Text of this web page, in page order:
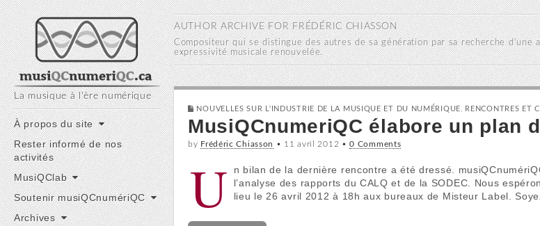
musiQC numériQC
La musique à l'ère numérique
Main
menu
Skip
to
content
À propos du site
Rester informé de nos
activités
MusiQClab
Soutenir musiQCnumériQC
Archives
AUTHOR ARCHIVE FORFRÉDÉRIC CHIASSON
Compositeur qui se distingue des autres de sa génération par sa recherche
expressivité musicale renouvelée.
NOUVELLES SUR L'INDUSTRIE DE LA MUSIQUE ET DU NUMÉRIQUE RENCONTRES ET
MusiQCnumeriQC élabore un plan
by Frédéric Chiasson • 11 avril 2012 •0 Comments
U
n bilan de la dernière rencontre a été dressé.
l’analyse des rapports du CALQ et de la SODEC. Nous
lieu le 26 avril 2012 à 18h aux bureaux de Misteur Label.